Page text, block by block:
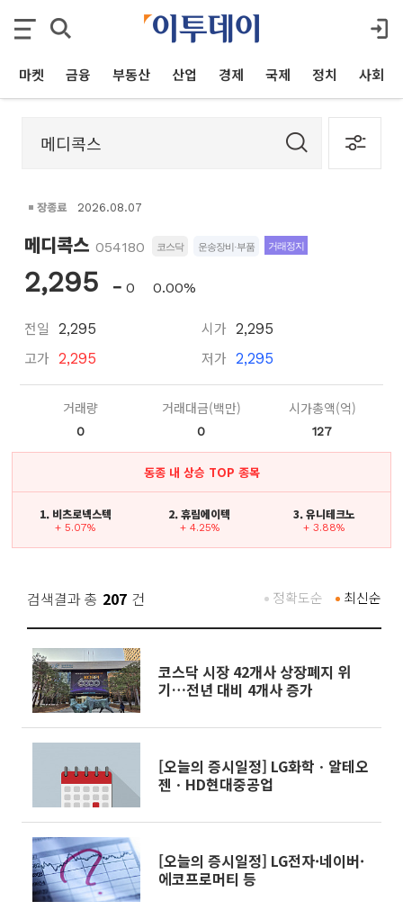
마켓 금융 부동산 산업 경제 국제 정치 사회
장종료 2026.08.07
메디콕스 054180 코스닥 운송장비·부품 거래정지
2,295 0 0.00%
전일 2,295
고가 2,295
시가 2,295
저가 2,295
거래량
0
거래대금(백만)
0
시가총액(억)
127
동종 내 상승 TOP 종목
1. 비츠로넥스텍
+ 5.07%
2. 휴림에이텍
+ 4.25%
3. 유니테크노
+ 3.88%
검색결과 총 207 건 최신순
정확도순
코스닥 시장 42개사 상장폐지 위
기…전년 대비 4개사 증가
[오늘의 증시일정] LG화학ㆍ알테오
젠ㆍHD현대중공업
[오늘의 증시일정] LG전자·네이버·
에코프로머티 등